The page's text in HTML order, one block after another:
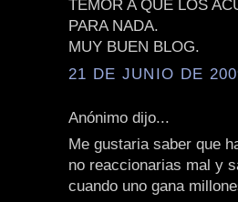
TEMOR A QUE LOS
PARA NADA.
MUY BUEN BLOG.
21 DE JUNIO DE
Anónimo dijo...
Me gustaria saber que
no reaccionarias mal y
cuando uno gana